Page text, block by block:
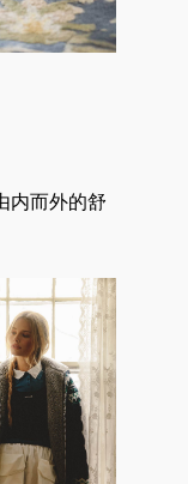
内而外的舒